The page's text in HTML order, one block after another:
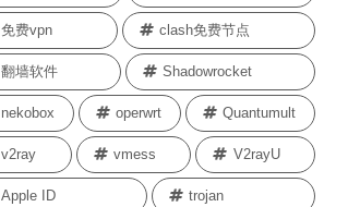
免费vpn clash免费节点
翻墙软件 Shadowrocket
nekobox operwrt Quantumult
v2ray vmess V2rayU
Apple ID trojan